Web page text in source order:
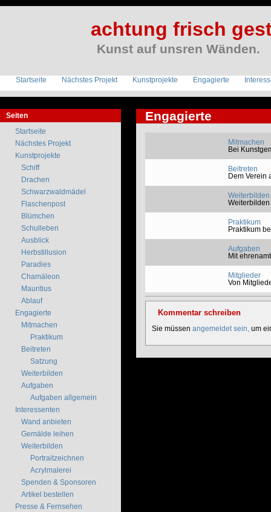
achtung frisch
Kunst auf unsren Wänden.
Startseite Nächstes Projekt Kunstprojekte Engagierte
Engagierte
Mitmachen
Bei
Beitreten
Dem Verein
Weiterbilden
Praktikum
Praktikum
Aufgaben
Mit
Mitglieder
Von
Kommentar schreiben
Sie müssen angemeldet sein, um
Seiten
Startseite
Nächstes Projekt
Kunstprojekte
Schiff
Drachen
Schwarzwaldmädel
Flaschenpost
Blümchen
Schulleben
Ausblick
Herbstillusion
Paradies
Chamäleon
Mauritius
Ablauf
Engagierte
Mitmachen
Praktikum
Beitreten
Satzung
Weiterbilden
Aufgaben
Aufgaben allgemein
Interessenten
Wand anbieten
Gemälde leihen
Weiterbilden
Portraitzeichnen
Acrylmalerei
Spenden & Sponsoren
Artikel bestellen
Presse & Fernsehen